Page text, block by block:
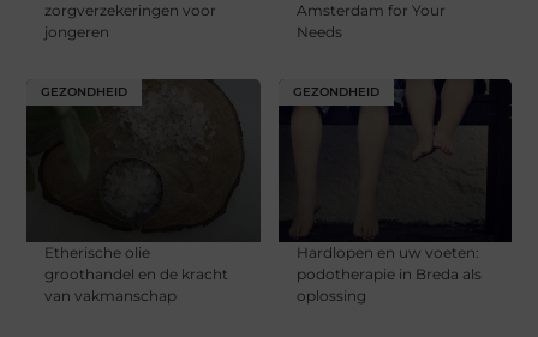
zorgverzekeringen voor
jongeren
Amsterdam for Your
Needs
GEZONDHEID
Etherische olie
groothandel en de kracht
van vakmanschap
GEZONDHEID
Hardlopen en uw voeten:
podotherapie in Breda als
oplossing